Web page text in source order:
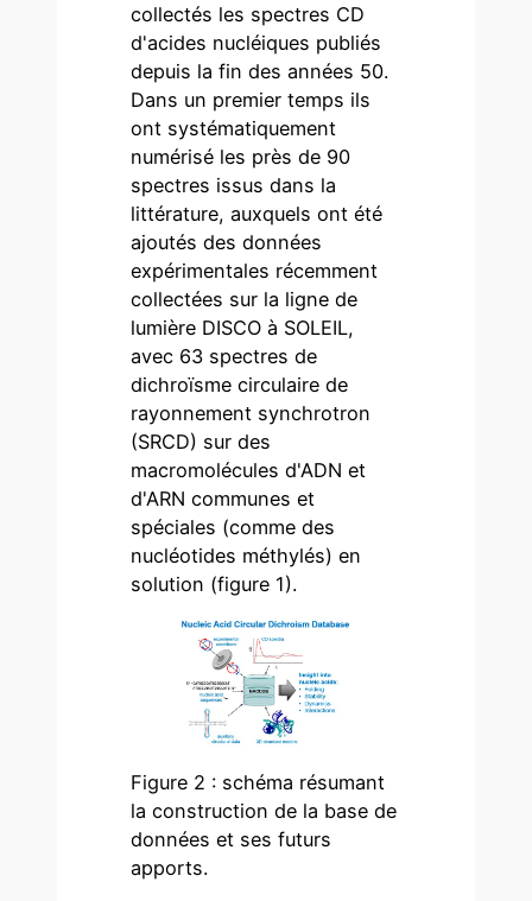
collectés les spectres CD
d'acides nucléiques publiés
depuis la fin des années 50.
Dans un premier temps ils
ont systématiquement
numérisé les près de 90
spectres issus dans la
littérature, auxquels ont été
ajoutés des données
expérimentales récemment
collectées sur la ligne de
lumière DISCO à SOLEIL,
avec 63 spectres de
dichroïsme circulaire de
rayonnement synchrotron
(SRCD) sur des
macromolécules d'ADN et
d'ARN communes et
spéciales (comme des
nucléotides méthylés) en
solution (figure 1).
Figure 2 : schéma résumant
la construction de la base de
données et ses futurs
apports.